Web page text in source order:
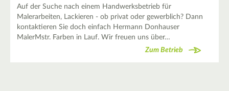
Auf der Suche nach einem Handwerksbetrieb für
Malerarbeiten, Lackieren - ob privat oder gewerblich? Dann
kontaktieren Sie doch einfach Hermann Donhauser
MalerMstr. Farben in Lauf. Wir freuen uns über…
Zum Betrieb